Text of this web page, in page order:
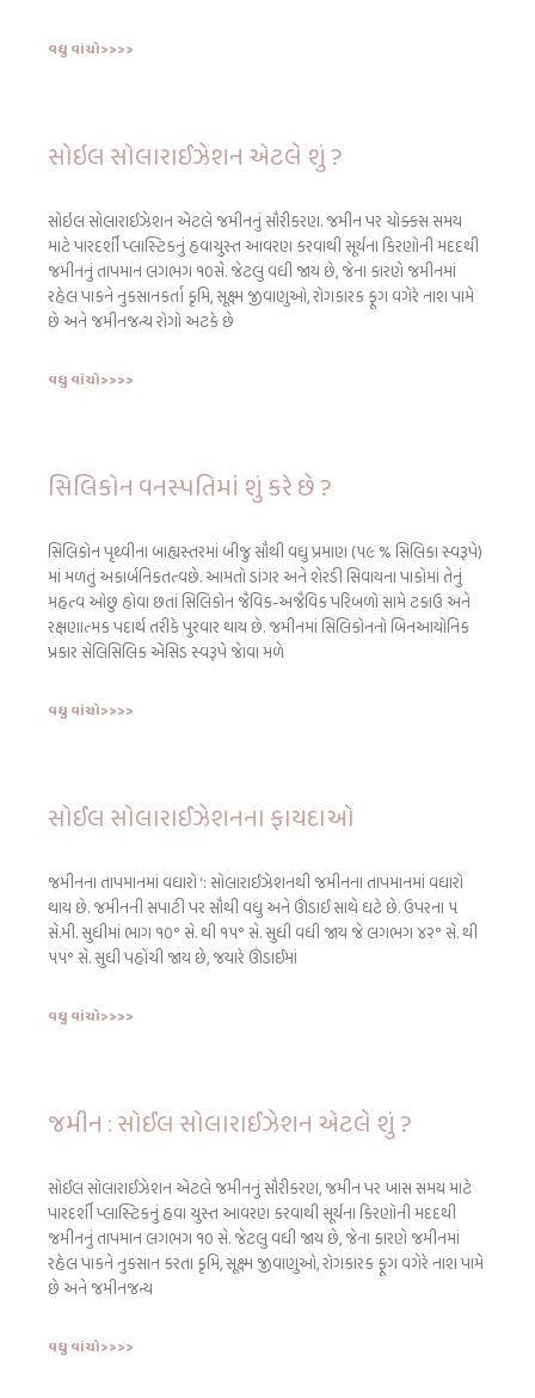
વધુ વાંચો>>>>
સોઇલ સોલારાઈઝેશન એટલે શું ?
સોઇલ સોલારાઈઝેશન એટલે જમીનનું સૌરીકરણ. જમીન પર ચોક્કસ સમય
માટે પારદર્શી પ્લાસ્ટિકનું હવાચુસ્ત આવરણ કરવાથી સૂર્યના કિરણોની મદદથી
જમીનનું તાપમાન લગભગ ૧૦સે. જેટલુ વધી જાય છે, જેના કારણે જમીનમાં
રહેલ પાકને નુકસાનકર્તા કૃમિ, સૂક્ષ્મ જીવાણુઓ, રોગકારક ફૂગ વગેરે નાશ પામે
છે અને જમીનજન્ય રોગો અટકે છે
વધુ વાંચો>>>>
સિલિકોન વનસ્પતિમાં શું કરે છે ?
સિલિકોન પૃથ્વીના બાહ્યસ્તરમાં બીજુ સૌથી વધુ પ્રમાણ (૫૯ % સિલિકા સ્વરૂપે)
માં મળતું અકાર્બનિકતત્વછે. આમતો ડાંગર અને શેરડી સિવાયના પાકોમાં તેનું
મહત્વ ઓછુ હોવા છતાં સિલિકોન જૈવિક-અજૈવિક પરિબળો સામે ટકાઉ અને
રક્ષણાત્મક પદાર્થ તરીકે પુરવાર થાય છે. જમીનમાં સિલિકોનનો બિનઆયોનિક
પ્રકાર સેલિસિલિક એસિડ સ્વરૂપે જાેવા મળે
વધુ વાંચો>>>>
સોઈલ સોલારાઈઝેશનના ફાયદાઓ
જમીનના તાપમાનમાં વધારો ‘: સોલારાઈઝેશનથી જમીનના તાપમાનમાં વધારો
થાય છે. જમીનની સપાટી પર સૌથી વધુ અને ઊંડાઈ સાથે ઘટે છે. ઉપરના ૫
સે.મી. સુધીમાં ભાગ ૧૦° સે. થી ૧૫° સે. સુધી વધી જાય જે લગભગ ૪૨° સે. થી
૫૫° સે. સુધી પહોંચી જાય છે, જયારે ઊંડાઈમાં
વધુ વાંચો>>>>
જમીન : સોઈલ સોલારાઈઝેશન એટલે શું ?
સોઈલ સોલારાઈઝેશન એટલે જમીનનું સૌરીકરણ, જમીન પર ખાસ સમય માટે
પારદર્શી પ્લાસ્ટિકનું હવા ચુસ્ત આવરણ કરવાથી સૂર્યના કિરણોની મદદથી
જમીનનું તાપમાન લગભગ ૧૦ સે. જેટલુ વધી જાય છે, જેના કારણે જમીનમાં
રહેલ પાકને નુકસાન કરતા કૃમિ, સૂક્ષ્મ જીવાણુઓ, રોગકારક ફૂગ વગેરે નાશ પામે
છે અને જમીનજન્ય
વધુ વાંચો>>>>